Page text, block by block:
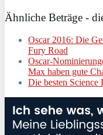
Ähnliche Beträge -
Oscar 2016: Die
Fury Road
Oscar-
Max haben gute
Die besten